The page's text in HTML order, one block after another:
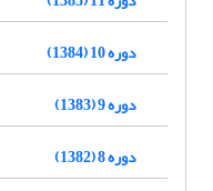
دوره 10 (1384)
دوره 9 (1383)
دوره 8 (1382)